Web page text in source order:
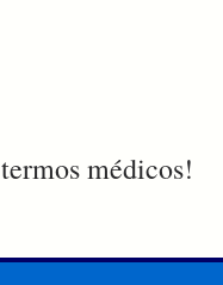
termos médicos!